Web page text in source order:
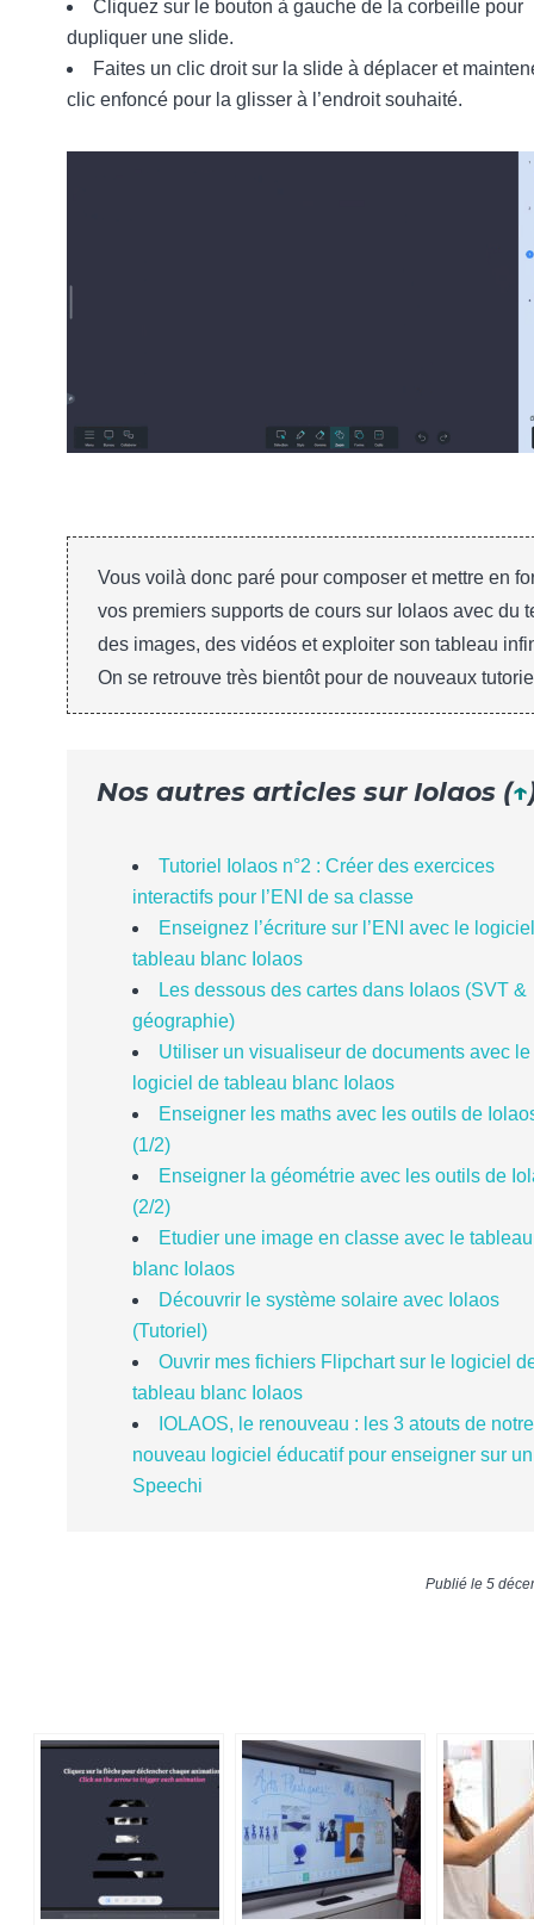
Cliquez sur le bouton à gauche de la corbeille pour
dupliquer une slide.
Faites un clic droit sur la slide à déplacer et
clic enfoncé pour la glisser à l’endroit souhaité.
Vous voilà donc paré pour composer et mettre en
vos premiers supports de cours sur Iolaos avec du
des images, des vidéos et exploiter son tableau
On se retrouve très bientôt pour de nouveaux
Nos autres articles sur Iolaos (↑
Tutoriel Iolaos n°2 : Créer des exercices
interactifs pour l’ENI de sa classe
Enseignez l’écriture sur l’ENI avec le
tableau blanc Iolaos
Les dessous des cartes dans Iolaos (SVT &
géographie)
Utiliser un visualiseur de documents avec le
logiciel de tableau blanc Iolaos
Enseigner les maths avec les outils de
(1/2)
Enseigner la géométrie avec les outils de
(2/2)
Etudier une image en classe avec le tableau
blanc Iolaos
Découvrir le système solaire avec Iolaos
(Tutoriel)
Ouvrir mes fichiers Flipchart sur le logiciel
tableau blanc Iolaos
IOLAOS, le renouveau : les 3 atouts de notre
nouveau logiciel éducatif pour enseigner sur
Speechi
Publié le 5